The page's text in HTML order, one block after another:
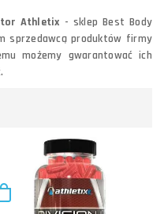
Athletix - sklep Best Body
sprzedawcą produktów firmy
możemy gwarantować ich